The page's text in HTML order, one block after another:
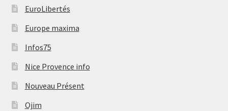
EuroLibertés
Europe maxima
Infos75
Nice Provence info
Nouveau Présent
Ojim